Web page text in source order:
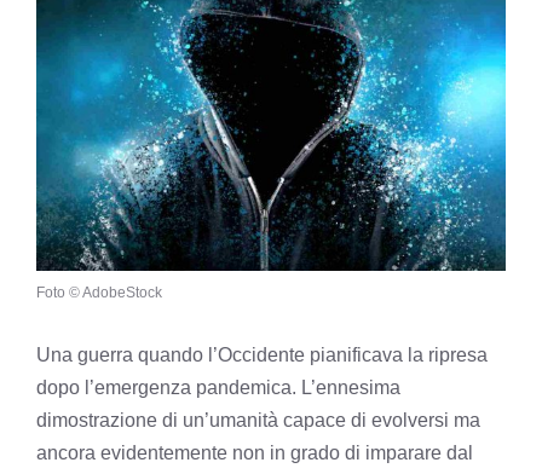
Foto © AdobeStock
Una guerra quando l’Occidente pianificava la ripresa
dopo l’emergenza pandemica. L’ennesima
dimostrazione di un’umanità capace di evolversi ma
ancora evidentemente non in grado di imparare dal